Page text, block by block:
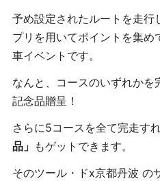
予め設定されたルートを走行
プリを用いてポイントを集
車イベントです。
なんと、コースのいずれか
記念品贈呈！
さらに5コースを全て完走す
品」 もゲットできます。
そのツール・ドx京都丹波 の